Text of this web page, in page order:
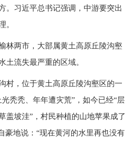
。习近平总书记强调，中游要突出
。
林两市，大部属黄土高原丘陵沟壑
土流失最严重的区域。
村，位于黄土高原丘陵沟壑区的一
秃秃、年年遭灾荒”，如今已经“层
盖坡洼”，村民种植的山地苹果成了
豪地说：“现在黄河的水里再也没有